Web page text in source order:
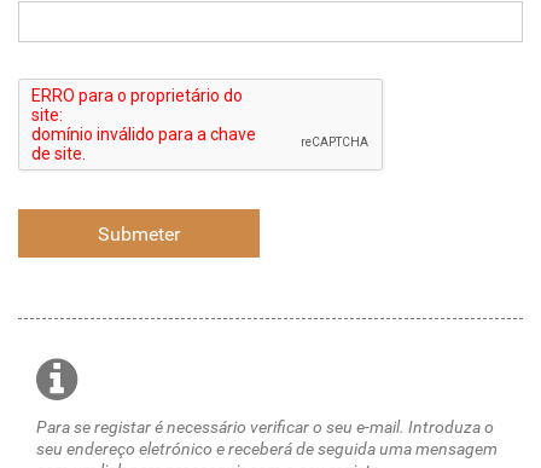
Submeter
Para se registar é necessário verificar o seu e-mail. Introduza o
seu endereço eletrónico e receberá de seguida uma mensagem